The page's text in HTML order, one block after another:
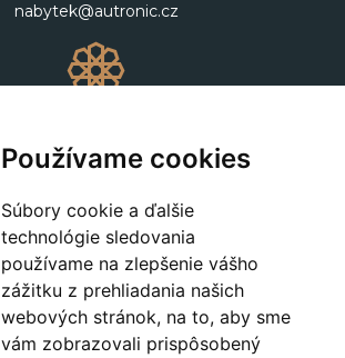
Používame cookies
Súbory cookie a ďalšie
technológie sledovania
používame na zlepšenie vášho
zážitku z prehliadania našich
webových stránok, na to, aby sme
vám zobrazovali prispôsobený
nabytek@autronic.cz
+420 311 604 182
dekorace@autronic.cz